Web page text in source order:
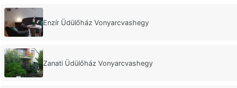
Enzír Üdülőház Vonyarcvashegy
Zanati Üdülőház Vonyarcvashegy